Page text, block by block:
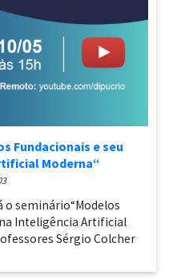
Fundacionais e seu
Moderna“
o seminário“Modelos
Inteligência Artificial
Sérgio Colcher